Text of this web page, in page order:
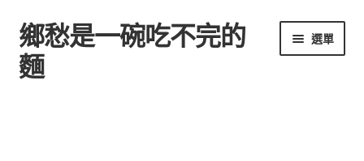
跳
至
導
跳
至
主
鄉愁是一碗吃不完的
麵
選單